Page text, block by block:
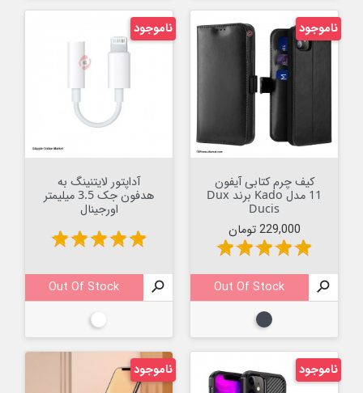
کیف چرم کتابی آیفون
11 مدل Kado برند Dux
Ducis
قیمت
229,000 تومان
star
star
star
star
star

Out Of Stock
مشکی
ناموجود
آداپتور لایتنینگ به
هدفون جک 3.5 میلیمتر
اورجینال
star
star
star
star
star

Out Of Stock
سفید
ناموجود
ناموجود ناموجود